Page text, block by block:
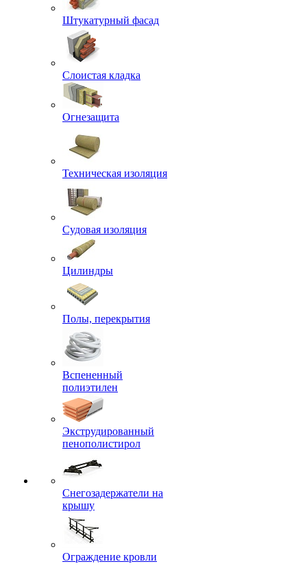
Штукатурный фасад
Слоистая кладка
Огнезащита
Техническая изоляция
Судовая изоляция
Цилиндры
Полы, перекрытия
Вспененный
полиэтилен
Экструдированный
пенополистирол
Снегозадержатели на
крышу
Ограждение кровли